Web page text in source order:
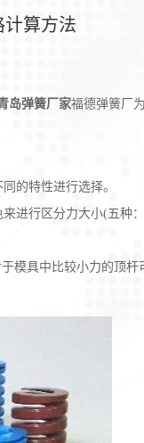
算方法
岛弹簧厂家福德弹簧厂
的特性进行选择。
行区分力大小(五种
具中比较小力的顶杆